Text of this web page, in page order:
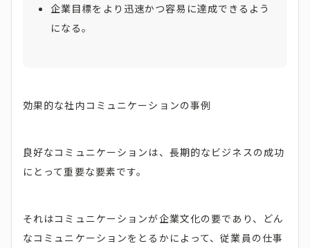
企業目標をより迅速かつ容易に達成できるよう
になる。
効果的な社内コミュニケーションの事例
良好なコミュニケーションは、長期的なビジネスの成功
にとって重要な要素です。
それはコミュニケーションが企業文化の要であり、どん
なコミュニケーションをとるかによって、従業員の仕事